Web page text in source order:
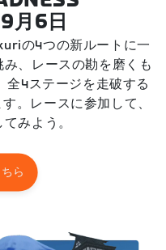
月6日
の4つの新ルートに一
、レースの勘を磨くも
全4ステージを走破する
。レースに参加して、
みよう。
ら